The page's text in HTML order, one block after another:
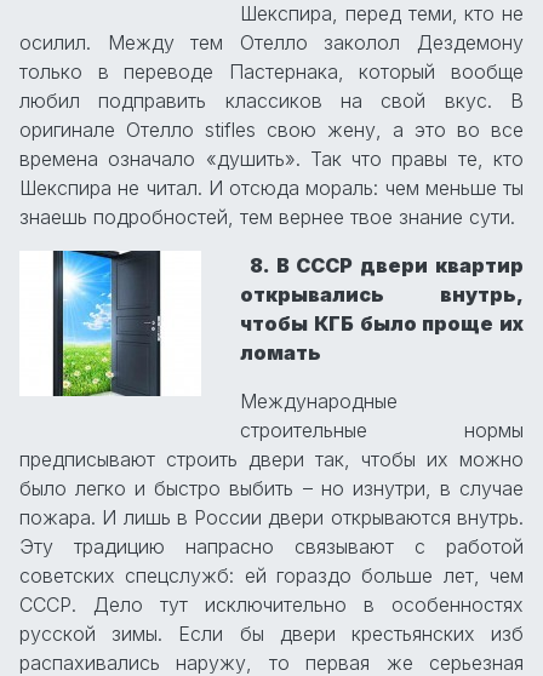
Шекспира, перед теми, кто не
осилил. Между тем Отелло заколол Дездемону
только в переводе Пастернака, который вообще
любил подправить классиков на свой вкус. В
оригинале Отелло stifles свою жену, а это во все
времена означало «душить». Так что правы те, кто
Шекспира не читал. И отсюда мораль: чем меньше ты
знаешь подробностей, тем вернее твое знание сути.
8. В СССР двери квартир
открывались внутрь,
чтобы КГБ было проще их
ломать
Международные
строительные нормы
предписывают строить двери так, чтобы их можно
было легко и быстро выбить – но изнутри, в случае
пожара. И лишь в России двери открываются внутрь.
Эту традицию напрасно связывают с работой
советских спецслужб: ей гораздо больше лет, чем
СССР. Дело тут исключительно в особенностях
русской зимы. Если бы двери крестьянских изб
распахивались наружу, то первая же серьезная